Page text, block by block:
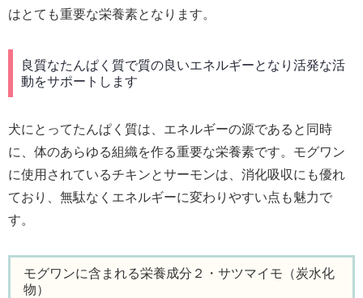
はとても重要な栄養素となります。
良質なたんぱく質で質の良いエネルギーとなり活発な活
動をサポートします
犬にとってたんぱく質は、エネルギーの源であると同時
に、体のあらゆる組織を作る重要な栄養素です。モグワン
に使用されているチキンとサーモンは、消化吸収にも優れ
ており、無駄なくエネルギーに変わりやすい点も魅力で
す。
モグワンに含まれる栄養成分２・サツマイモ（炭水化
物）